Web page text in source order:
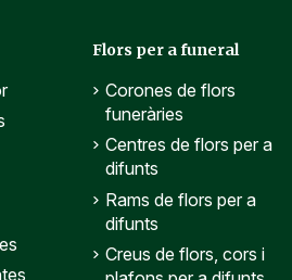
Flors per a funeral
Corones de flors
funeràries
Centres de flors per a
difunts
Rams de flors per a
difunts
Creus de flors, cors i